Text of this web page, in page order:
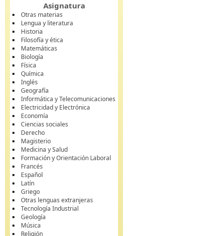
Asignatura
Otras materias
Lengua y literatura
Historia
Filosofía y ética
Matemáticas
Biología
Física
Química
Inglés
Geografía
Informática y Telecomunicaciones
Electricidad y Electrónica
Economía
Ciencias sociales
Derecho
Magisterio
Medicina y Salud
Formación y Orientación Laboral
Francés
Español
Latín
Griego
Otras lenguas extranjeras
Tecnología Industrial
Geología
Música
Religión